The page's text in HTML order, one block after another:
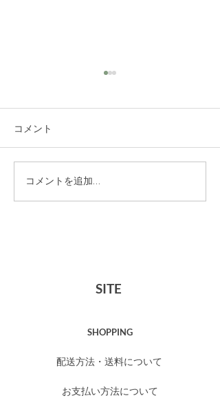
ミュゲオードトワレ キ
ャンペーン【4/29〜
コメント
コメントを追加…
SITE
SHOPPING
配送方法・送料について
お支払い方法について